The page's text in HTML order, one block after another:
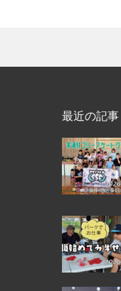
最近の記事